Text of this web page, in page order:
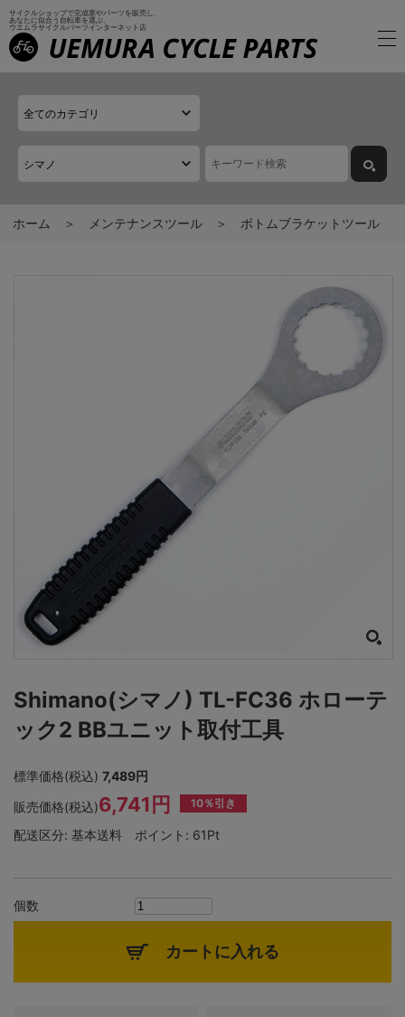
サイクルショップで完成車やパーツを販売し、
あなたに似合う自転車を選ぶ、
ウエムラサイクルパーツインターネット店
ホーム メンテナンスツール ボトムブラケットツール
Shimano(シマノ) TL-FC36 ホローテ
ック2 BBユニット取付工具
標準価格(税込) 7,489円
販売価格(税込)6,741円 10％引き
配送区分: 基本送料 ポイント: 61Pt
個数
カートに入れる